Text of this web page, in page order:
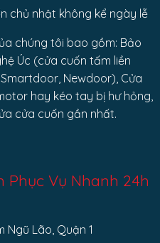
chủ nhật không kể ngày lễ
chúng tôi bao gồm: Bảo
Úc (cửa cuốn tấm liền
Newdoor), Cửa
hay kéo tay bị hư hỏng,
cửa cuốn gần nhất.
Phục Vụ Nhanh 24h
Ngũ Lão, Quận 1